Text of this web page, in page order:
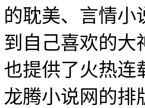
的耽美、言情小
到自己喜欢的大
也提供了火热连
龙腾小说网的排